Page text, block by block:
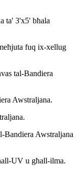
ta' 3'x5' bħala
fuq ix-xellug
tal-Bandiera
Awstraljana.
Awstraljana
UV u għall-ilma.